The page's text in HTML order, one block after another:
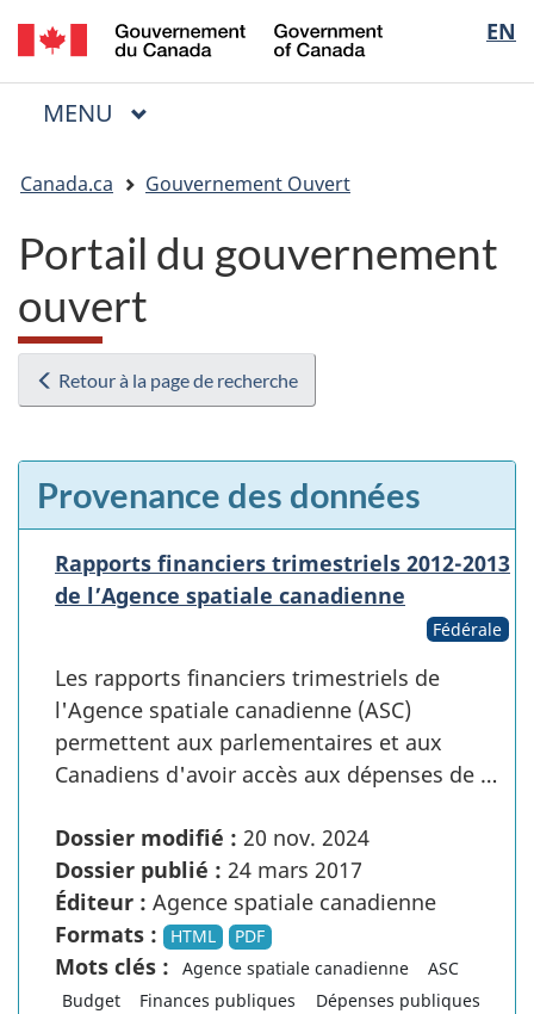
Passer
au
contenu
Passer
à
« Au
Passer
à
la
EN
of
Menu
MENU PRINCIPAL
êtes
ici
Canada.ca Gouvernement Ouvert
Portail du gouvernement
ouvert
Retour à la page de recherche
Provenance des données
Rapports financiers trimestriels 2012-2013
de l’Agence spatiale canadienne
Fédérale
Les rapports financiers trimestriels de
l'Agence spatiale canadienne (ASC)
permettent aux parlementaires et aux
Canadiens d'avoir accès aux dépenses de …
Dossier modifié : 20 nov. 2024
Dossier publié : 24 mars 2017
Éditeur : Agence spatiale canadienne
Formats :
HTML PDF
Mots clés : Agence spatiale canadienne
ASC
Budget
Finances publiques Dépenses publiques